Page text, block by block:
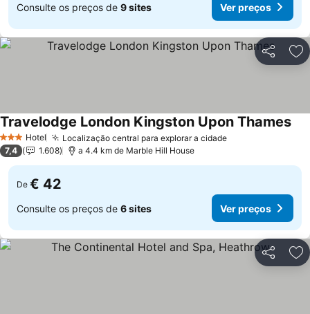
Consulte os preços de 9 sites Ver preços
Partilhar
3 EstrelasHotel Localização central para explorar a cidadeVer preços
Travelodge London Kingston Upon Thames
7,4 1.608 a 4.4 km de Marble Hill House
De € 42
Consulte os preços de 6 sites Ver preços
Partilhar